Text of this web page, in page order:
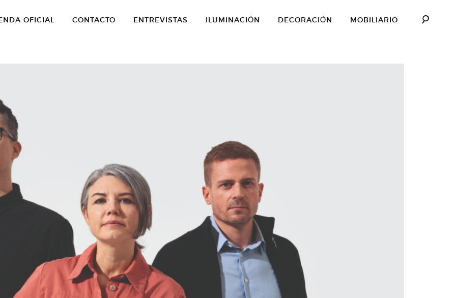
OFICIAL CONTACTO ENTREVISTAS ILUMINACIÓN DECORACIÓN MOBILIARIO